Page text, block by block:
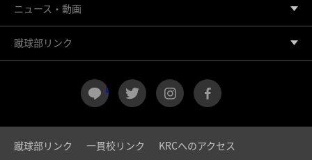
LINE twitter instagram
ニュース・動画
蹴球部リンク
蹴球部リンク 一貫校リンク KRCへのアクセス